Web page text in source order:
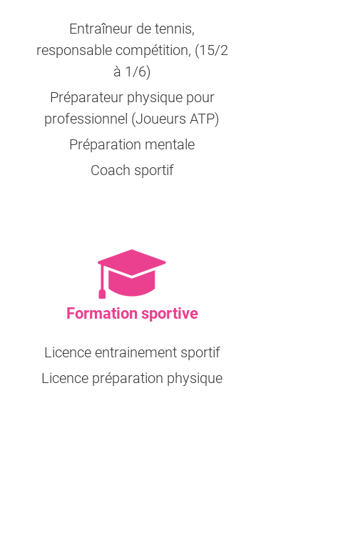
Entraîneur de tennis,
responsable compétition, (15/2
à 1/6)
Préparateur physique pour
professionnel (Joueurs ATP)
Préparation mentale
Coach sportif
Formation sportive
Licence entrainement sportif
Licence préparation physique